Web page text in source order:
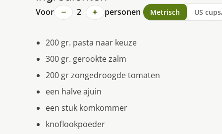
Voor − 2 + personen Metrisch US
200 gr. pasta naar keuze
300 gr. gerookte zalm
200 gr zongedroogde tomaten
een halve ajuin
een stuk komkommer
knoflookpoeder